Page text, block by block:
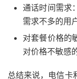
通话时间需求
需求不多的用
对套餐价格的
对价格不敏感
总结来说，电信卡